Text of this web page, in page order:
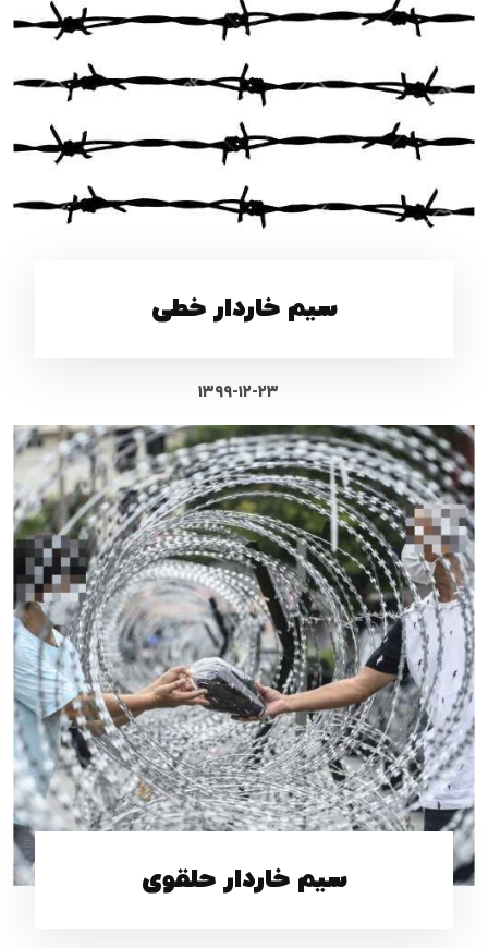
سیم خاردار خطی
۱۳۹۹-۱۲-۲۳
سیم خاردار حلقوی